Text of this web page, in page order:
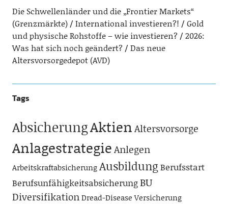
Die Schwellenländer und die „Frontier Markets“
(Grenzmärkte)
International investieren?!
Gold
und physische Rohstoffe – wie investieren?
2026:
Was hat sich noch geändert?
Das neue
Altersvorsorgedepot (AVD)
Tags
AbsicherungAktienAltersvorsorge
AnlagestrategieAnlegen
ArbeitskraftabsicherungAusbildung Berufsstart
BerufsunfähigkeitsabsicherungBU
DiversifikationDread-Disease Versicherung